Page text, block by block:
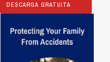
DESCARGA GRATUITA